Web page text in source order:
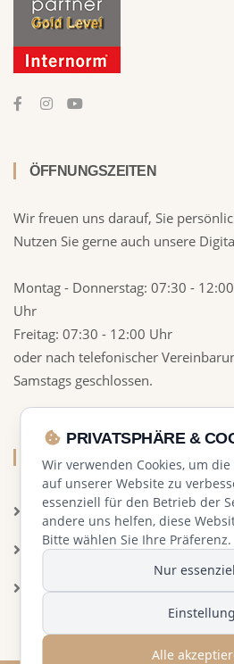
ÖFFNUNGSZEITEN
Wir freuen uns darauf, Sie
Nutzen Sie gerne auch unsere
Montag - Donnerstag: 07:30 -
Uhr
Freitag: 07:30 - 12:00 Uhr
oder nach telefonischer
Samstags geschlossen.
LINKS
Zertifikate
Datenschutz
Impressum
PRIVATSPHÄRE &
Wir verwenden Cookies, um
auf unserer Website zu
essenziell für den Betrieb der
andere uns helfen, diese
Bitte wählen Sie Ihre Präferenz.
Nur
Alle